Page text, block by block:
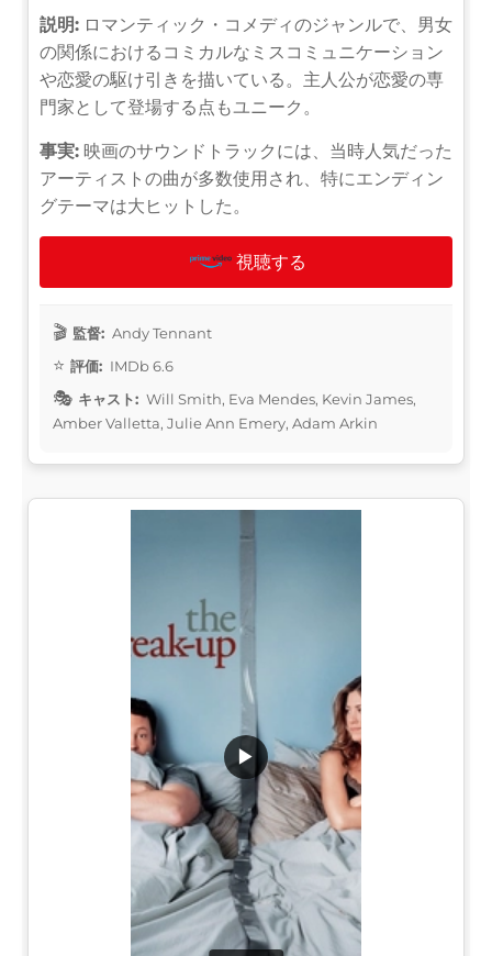
説明: ロマンティック・コメディのジャンルで、男女
の関係におけるコミカルなミスコミュニケーション
や恋愛の駆け引きを描いている。主人公が恋愛の専
門家として登場する点もユニーク。
事実: 映画のサウンドトラックには、当時人気だった
アーティストの曲が多数使用され、特にエンディン
グテーマは大ヒットした。
視聴する
監督: Andy Tennant
評価: IMDb 6.6
キャスト: Will Smith, Eva Mendes, Kevin James,
Amber Valletta, Julie Ann Emery, Adam Arkin
▶